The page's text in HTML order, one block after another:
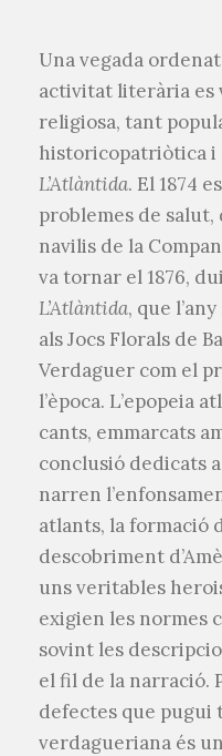
Una vegada
activitat literària es
religiosa, tant
historicopatriòtica i
L’Atlàntida. El 1874
problemes de
navilis de la
va tornar el 1876,
L’Atlàntida, que
als Jocs Florals de
Verdaguer com el
l’època. L’epopeia
cants, emmarcats
conclusió dedicats
narren
atlants, la formació
descobriment
uns veritables
exigien les normes
sovint les
el fil de la narració.
defectes que pugui
verdagueriana és